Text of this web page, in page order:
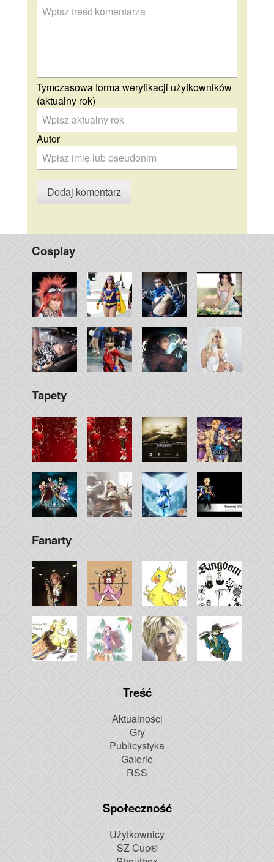
Tymczasowa forma weryfikacji użytkowników
(aktualny rok)
Autor
Cosplay
Tapety
Fanarty
Treść
Aktualności
Gry
Publicystyka
Galerie
RSS
Społeczność
Użytkownicy
SZ Cup®